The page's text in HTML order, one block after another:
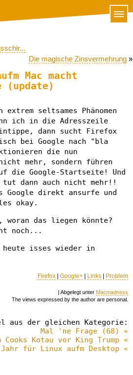
Die magische Zinsvermehrung »
Mac macht
(update)
seltsames Phänomen
ich in die Adresszeile
dann sucht Firefox
bei Google nach "bla
die nun
mehr, sondern führen
die Google-Startseite! Und
tut dann auch nicht mehr!!
Google direkt ansurfe und
okay.
das liegen könnte?
noch...
isses wieder in
Firefox Google+ Links Problem
| Abgelegt unter Macmadness
The views expressed by the author are personal.
aus der gleichen Kategorie:
Mal 'ne Frage (68) «
Cooks Kotau vor King Trump «
für Linux aufm Desktop «